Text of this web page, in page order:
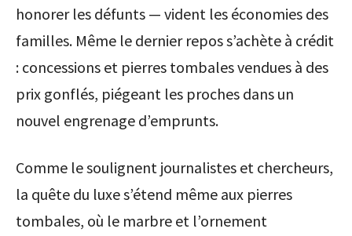
honorer les défunts — vident les économies des
familles. Même le dernier repos s’achète à crédit
: concessions et pierres tombales vendues à des
prix gonflés, piégeant les proches dans un
nouvel engrenage d’emprunts.
Comme le soulignent journalistes et chercheurs,
la quête du luxe s’étend même aux pierres
tombales, où le marbre et l’ornement